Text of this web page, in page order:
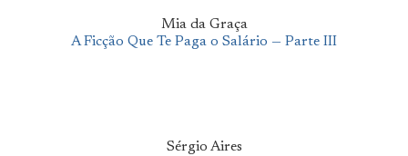
Mia da Graça
A Ficção Que Te Paga o Salário — Parte III
Sérgio Aires